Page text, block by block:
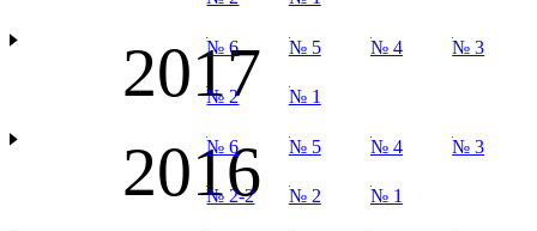
2017
№ 6 № 5 № 4 № 3
№ 2 № 1
2016
№ 6 № 5 № 4 № 3
№ 2-2 № 2 № 1